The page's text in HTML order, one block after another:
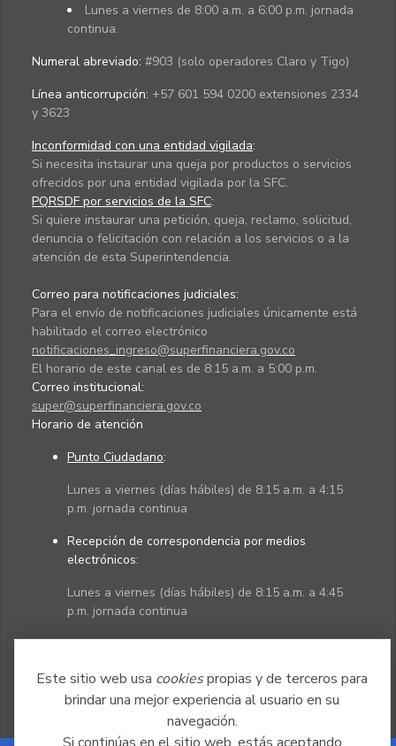
Este sitio web usa cookiespropias y de terceros para
brindar una mejor experiencia al usuario en su
navegación.
Lunes a viernes de 8:00 a.m. a 6:00 p.m. jornada
continua.
Numeral abreviado: #903 (solo operadores Claro y Tigo)
Línea anticorrupción: +57 601 594 0200 extensiones 2334
y 3623
Inconformidad con una entidad vigilada:
Si necesita instaurar una queja por productos o servicios
ofrecidos por una entidad vigilada por la SFC.
PQRSDF por servicios de la SFC:
Si quiere instaurar una petición, queja, reclamo, solicitud,
denuncia o felicitación con relación a los servicios o a la
atención de esta Superintendencia.
Correo para notificaciones judiciales:
Para el envío de notificaciones judiciales únicamente está
habilitado el correo electrónico
notificaciones_ingreso@superfinanciera.gov.co
El horario de este canal es de 8:15 a.m. a 5:00 p.m.
Correo institucional:
super@superfinanciera.gov.co
Horario de atención
Punto Ciudadano:
Lunes a viernes (días hábiles) de 8:15 a.m. a 4:15
p.m. jornada continua
Recepción de correspondencia por medios
electrónicos:
Lunes a viernes (días hábiles) de 8:15 a.m. a 4:45
p.m. jornada continua